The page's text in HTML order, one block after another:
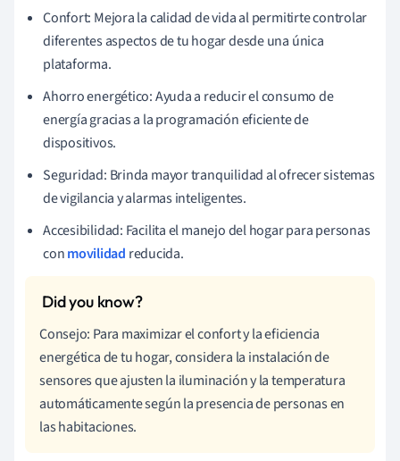
Confort: Mejora la calidad de vida al permitirte controlar
diferentes aspectos de tu hogar desde una única
plataforma.
Ahorro energético: Ayuda a reducir el consumo de
energía gracias a la programación eficiente de
dispositivos.
Seguridad: Brinda mayor tranquilidad al ofrecer sistemas
de vigilancia y alarmas inteligentes.
Accesibilidad: Facilita el manejo del hogar para personas
conmovilidad reducida.
Consejo: Para maximizar el confort y la eficiencia
energética de tu hogar, considera la instalación de
sensores que ajusten la iluminación y la temperatura
automáticamente según la presencia de personas en
las habitaciones.